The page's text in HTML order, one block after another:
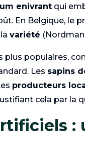
enivrant qui
En Belgique, le
lavariété
plus populaires,
Les sapins
producteurs
cela par la